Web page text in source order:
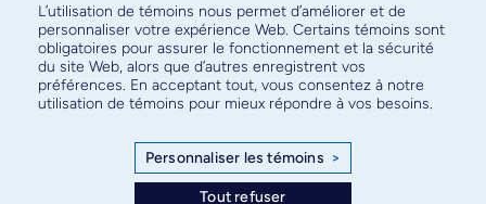
Abonnez-vous à notre infolettre
pour connaître l’actualité facultaire
L’utilisation de témoins nous permet d’améliorer et de
personnaliser votre expérience Web. Certains témoins sont
obligatoires pour assurer le fonctionnement et la sécurité
du site Web, alors que d’autres enregistrent vos
préférences. En acceptant tout, vous consentez à notre
utilisation de témoins pour mieux répondre à vos besoins.
Personnaliser les témoins >
Tout refuser